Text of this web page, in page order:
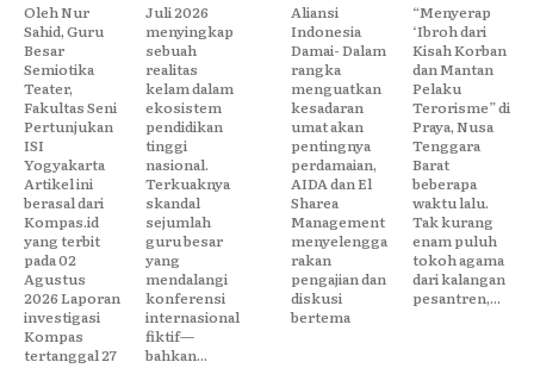
Oleh Nur
Sahid, Guru
Besar
Semiotika
Teater,
Fakultas Seni
Pertunjukan
ISI
Yogyakarta
Artikel ini
berasal dari
Kompas.id
yang terbit
pada 02
Agustus
2026 Laporan
investigasi
Kompas
tertanggal 27
Juli 2026
menyingkap
sebuah
realitas
kelam dalam
ekosistem
pendidikan
tinggi
nasional.
Terkuaknya
skandal
sejumlah
guru besar
yang
mendalangi
konferensi
internasional
fiktif—
bahkan...
Aliansi
Indonesia
Damai- Dalam
rangka
menguatkan
kesadaran
umat akan
pentingnya
perdamaian,
AIDA dan El
Sharea
Management
menyelengga
rakan
pengajian dan
diskusi
bertema
“Menyerap
‘Ibroh dari
Kisah Korban
dan Mantan
Pelaku
Terorisme” di
Praya, Nusa
Tenggara
Barat
beberapa
waktu lalu.
Tak kurang
enam puluh
tokoh agama
dari kalangan
pesantren,...